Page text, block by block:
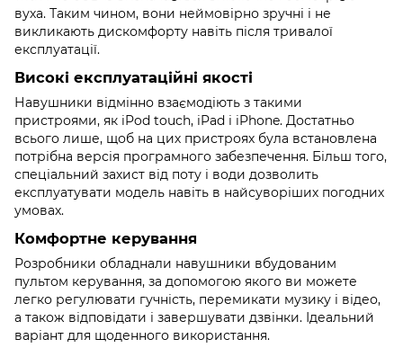
вуха. Таким чином, вони неймовірно зручні і не
викликають дискомфорту навіть після тривалої
експлуатації.
Високі експлуатаційні якості
Навушники відмінно взаємодіють з такими
пристроями, як iPod touch, iPad і iPhone. Достатньо
всього лише, щоб на цих пристроях була встановлена
потрібна версія програмного забезпечення. Більш того,
спеціальний захист від поту і води дозволить
експлуатувати модель навіть в найсуворіших погодних
умовах.
Комфортне керування
Розробники обладнали навушники вбудованим
пультом керування, за допомогою якого ви можете
легко регулювати гучність, перемикати музику і відео,
а також відповідати і завершувати дзвінки. Ідеальний
варіант для щоденного використання.